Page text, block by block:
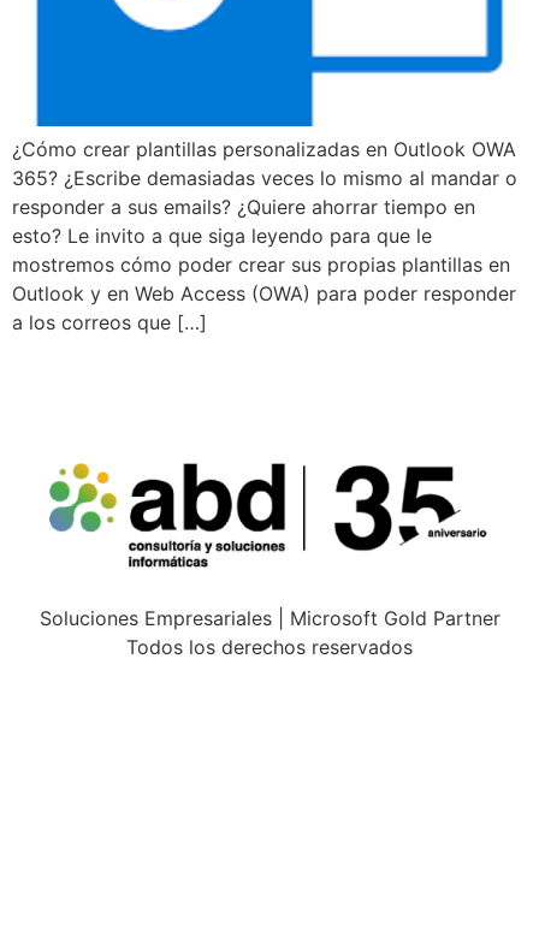
¿Cómo crear plantillas personalizadas en Outlook OWA
365? ¿Escribe demasiadas veces lo mismo al mandar o
responder a sus emails? ¿Quiere ahorrar tiempo en
esto? Le invito a que siga leyendo para que le
mostremos cómo poder crear sus propias plantillas en
Outlook y en Web Access (OWA) para poder responder
a los correos que […]
Soluciones Empresariales | Microsoft Gold Partner
Todos los derechos reservados